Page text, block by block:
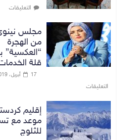
التعليقات
مجلس
من الهجرة
قلة
17 أبريل، 2019
التعليقات
إقليم
موعد مع
للثلوج